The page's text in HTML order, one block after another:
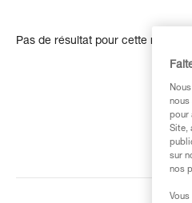
Pas de résultat pour cette
nous
pour
Site,
sur
nos